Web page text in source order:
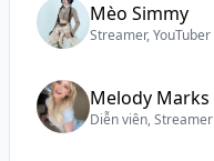
Mèo Simmy
Streamer, YouTuber
Melody Marks
Diễn viên, Streamer